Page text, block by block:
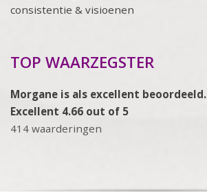
consistentie & visioenen
TOP WAARZEGSTER
Morgane is als excellent beoordeeld.
Excellent 4.66 out of 5
414 waarderingen